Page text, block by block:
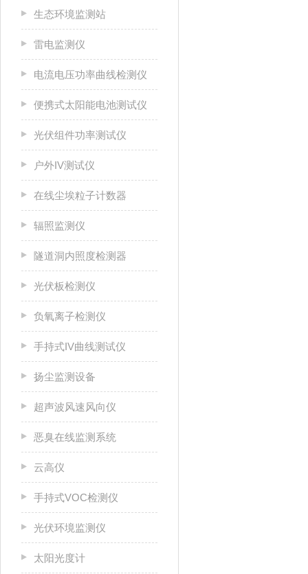
生态环境监测站
雷电监测仪
电流电压功率曲线检测仪
便携式太阳能电池测试仪
光伏组件功率测试仪
户外IV测试仪
在线尘埃粒子计数器
辐照监测仪
隧道洞内照度检测器
光伏板检测仪
负氧离子检测仪
手持式IV曲线测试仪
扬尘监测设备
超声波风速风向仪
恶臭在线监测系统
云高仪
手持式VOC检测仪
光伏环境监测仪
太阳光度计